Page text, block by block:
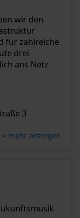
wir den
für zahlreiche
drei
ans Netz
3
wir das
mehr anzeigen